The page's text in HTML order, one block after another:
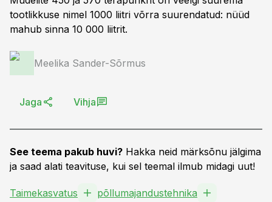
tootlikkuse nimel 1000 liitri võrra suurendatud: nüüd
mahub sinna 10 000 liitrit.
Meelika Sander-Sõrmus
Jaga Vihja
See teema pakub huvi? Hakka neid märksõnu jälgima
ja saad alati teavituse, kui sel teemal ilmub midagi uut!
Taimekasvatus põllumajandustehnika